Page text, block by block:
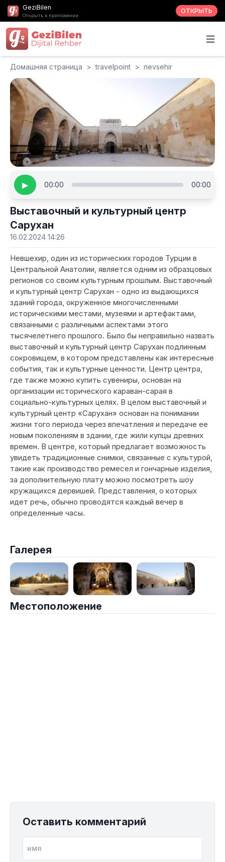
GeziBilen
Открыть в приложении
ОТКРЫТЬ
Домашняя страница > travelpoint > nevsehir
▶ 00:00 00:00
Выставочный и культурный центр
Сарухан
16.02.2024 14:26
Невшехир, один из исторических городов Турции в
Центральной Анатолии, является одним из образцовых
регионов со своим культурным прошлым. Выставочный
и культурный центр Сарухан - одно из выдающихся
зданий города, окруженное многочисленными
историческими местами, музеями и артефактами,
связанными с различными аспектами этого
тысячелетнего прошлого. Было бы неправильно назвать
выставочный и культурный центр Сарухан подлинным
сокровищем, в котором представлены как интересные
события, так и культурные ценности. Центр центра,
где также можно купить сувениры, основан на
организации исторического караван-сарая в
социально-культурных целях. В целом выставочный и
культурный центр «Сарухан» основан на понимании
жизни того периода через впечатления и передаче ее
новым поколениям в здании, где жили купцы древних
времен. В центре, который предлагает возможность
увидеть традиционные снимки, связанные с культурой,
такие как производство ремесел и гончарные изделия,
за дополнительную плату можно посмотреть шоу
кружащихся дервишей. Представления, о которых
идет речь, обычно проводятся каждый вечер в
определенные часы.
Галерея
Местоположение
Оставить комментарий